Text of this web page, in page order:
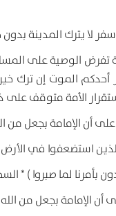
سفر لا يترك المدينة
تفرض الوصية
إذا حضر أحدكم الموت إن
الأمة متوقف على
على أن الإمامة بجعل
استضعفوا في
لما صبروا ) *
الإمامة بجعل من